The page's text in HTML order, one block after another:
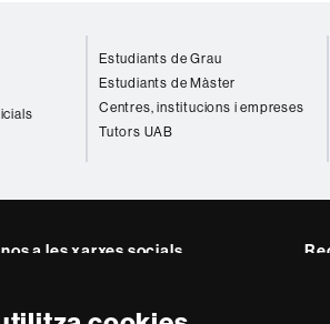
Estudiants de Grau
Estudiants de Màster
Centres, institucions i empreses
Tutors UAB
a les xarxes socials
Facebook
TwitterYouTube
Instagram